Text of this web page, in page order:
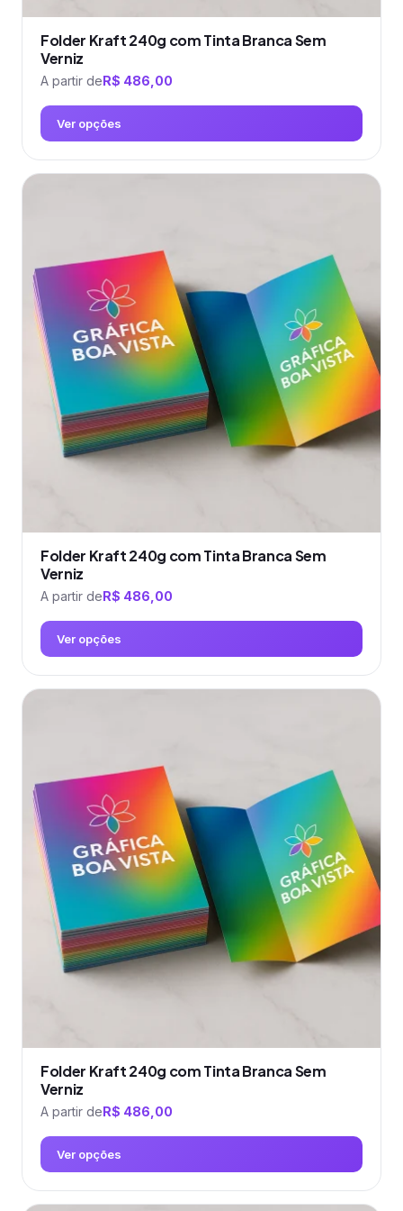
Folder Kraft 240g com Tinta Branca Sem
Verniz
A partir deR$ 486,00
Ver opções
Este
produto
variantes.
As
opções
podem
ser
escolhidas
página
produto
Folder Kraft 240g com Tinta Branca Sem
Verniz
A partir deR$ 486,00
Ver opções
Este
produto
variantes.
As
opções
podem
ser
escolhidas
página
produto
Folder Kraft 240g com Tinta Branca Sem
Verniz
A partir deR$ 486,00
Ver opções
Este